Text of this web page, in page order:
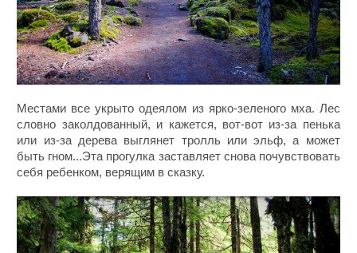
Местами все укрыто одеялом из ярко-зеленого мха. Лес
словно заколдованный, и кажется, вот-вот из-за пенька
или из-за дерева выглянет тролль или эльф, а может
быть гном...Эта прогулка заставляет снова почувствовать
себя ребенком, верящим в сказку.